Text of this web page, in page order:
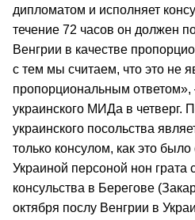
дипломатом и исполняет
течение 72 часов он должен
Венгрии в качестве
с тем мы считаем, что это не
пропорциональным ответом»,
украинского МИДа в четверг.
украинского посольства
только консулом, как это
Украиной персоной нон грата
консульства в Берегове
октября послу Венгрии в